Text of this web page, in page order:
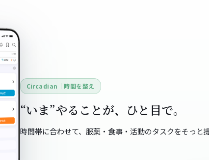
Circadian｜時間を整え
“いま”やることが、ひと目で。
時間帯に合わせて、服薬・食事・活動のタスクをそっと